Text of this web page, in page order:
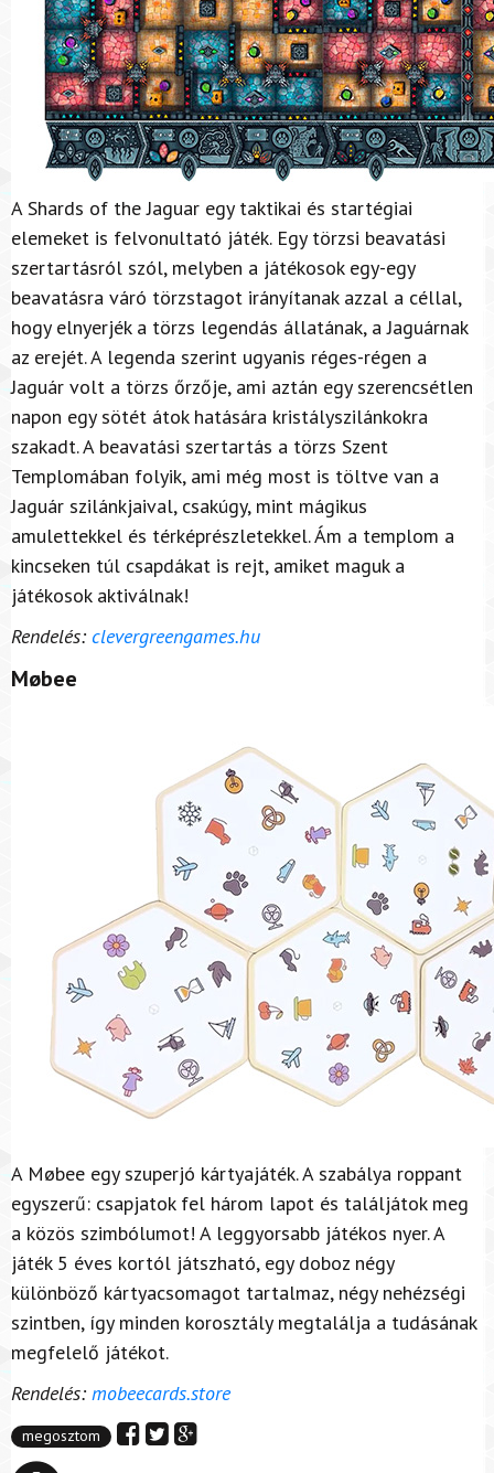
A Shards of the Jaguar egy taktikai és startégiai
elemeket is felvonultató játék. Egy törzsi beavatási
szertartásról szól, melyben a játékosok egy-egy
beavatásra váró törzstagot irányítanak azzal a céllal,
hogy elnyerjék a törzs legendás állatának, a Jaguárnak
az erejét. A legenda szerint ugyanis réges-régen a
Jaguár volt a törzs őrzője, ami aztán egy szerencsétlen
napon egy sötét átok hatására kristályszilánkokra
szakadt. A beavatási szertartás a törzs Szent
Templomában folyik, ami még most is töltve van a
Jaguár szilánkjaival, csakúgy, mint mágikus
amulettekkel és térképrészletekkel. Ám a templom a
kincseken túl csapdákat is rejt, amiket maguk a
játékosok aktiválnak!
Rendelés: clevergreengames.hu
Møbee
A Møbee egy szuperjó kártyajáték. A szabálya roppant
egyszerű: csapjatok fel három lapot és találjátok meg
a közös szimbólumot! A leggyorsabb játékos nyer. A
játék 5 éves kortól játszható, egy doboz négy
különböző kártyacsomagot tartalmaz, négy nehézségi
szintben, így minden korosztály megtalálja a tudásának
megfelelő játékot.
Rendelés: mobeecards.store
megosztom